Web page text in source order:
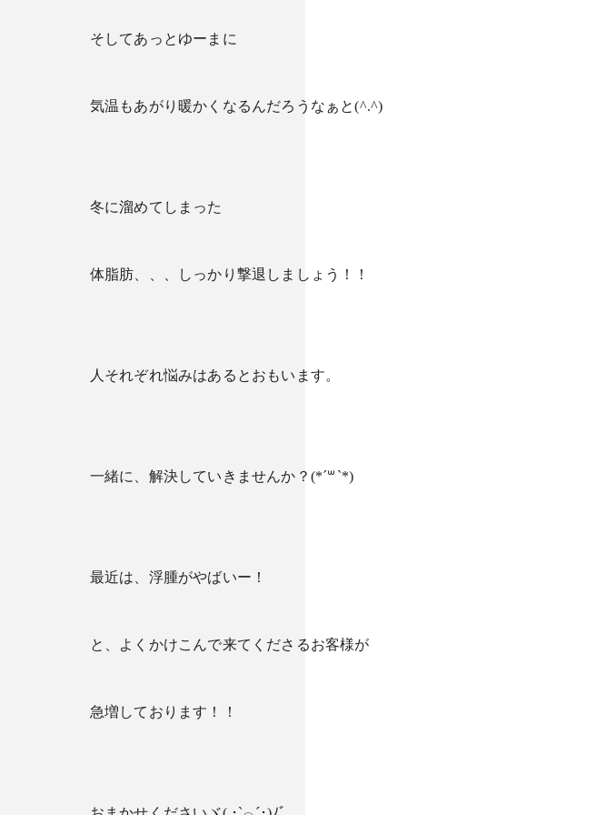
そしてあっとゆーまに
気温もあがり暖かくなるんだろうなぁと(^.^)
冬に溜めてしまった
体脂肪、、、しっかり撃退しましょう！！
人それぞれ悩みはあるとおもいます。
一緒に、解決していきませんか？(*´꒳`*)
最近は、浮腫がやばいー！
と、よくかけこんで来てくださるお客様が
急増しております！！